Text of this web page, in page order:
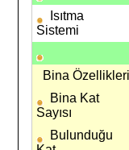
Isıtma
Sistemi
Bina Özellikleri
Bina Kat
Sayısı
Bulunduğu